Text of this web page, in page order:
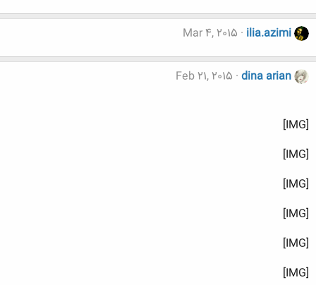
ilia.azimi
Mar 4, 2015
dina arian
Feb 21, 2015
[IMG]
[IMG]
[IMG]
[IMG]
[IMG]
[IMG]